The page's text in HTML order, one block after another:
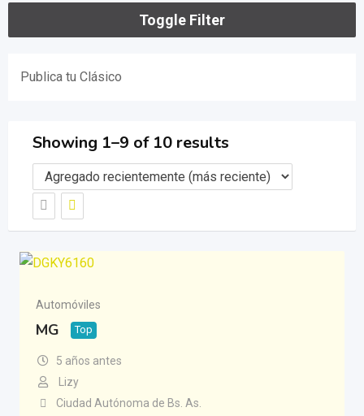
Toggle Filter
Publica tu Clásico
Showing 1–9 of 10 results
Automóviles
MG Top
5 años antes
Lizy
Ciudad Autónoma de Bs. As.